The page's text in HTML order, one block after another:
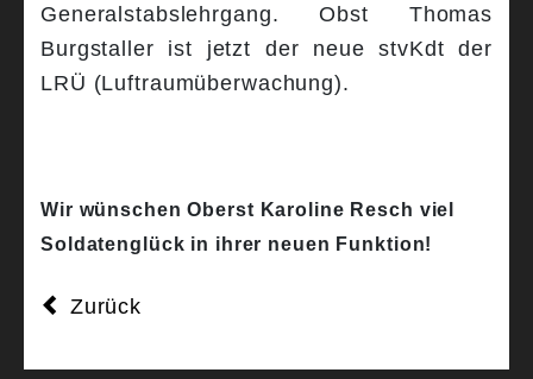
Generalstabslehrgang. Obst Thomas
Burgstaller ist jetzt der neue stvKdt der
LRÜ (Luftraumüberwachung).
Wir wünschen Oberst Karoline Resch viel
Soldatenglück in ihrer neuen Funktion!
Zurück